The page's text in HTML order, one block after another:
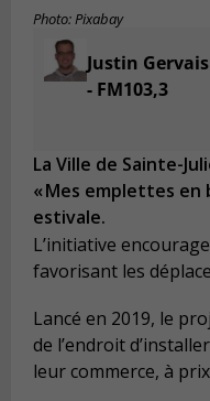
Photo: Pixabay
Justin Gervais
- FM103,3
La Ville de Sainte-
« Mes emplettes en
estivale.
L’initiative
favorisant les
Lancé en 2019, le
de l’endroit
leur commerce, à